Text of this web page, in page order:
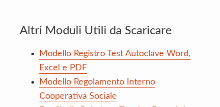
Altri Moduli Utili da Scaricare
Modello Registro Test Autoclave Word,
Excel e PDF
Modello Regolamento Interno
Cooperativa Sociale